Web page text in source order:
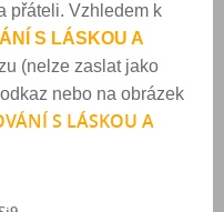
přáteli. Vzhledem k
S LÁSKOU A
(nelze zaslat jako
nebo na obrázek
S LÁSKOU A